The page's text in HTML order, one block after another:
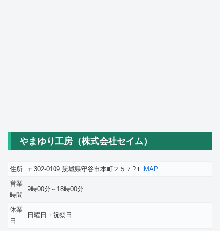
やまゆり工房（株式会社セイム）
住所 〒302-0109 茨城県守谷市本町２５７?１
MAP
営業
時間
9時00分～18時00分
休業
日
日曜日・祝祭日